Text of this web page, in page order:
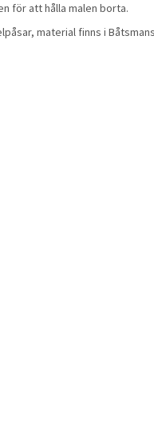
för att hålla malen borta.
material finns i